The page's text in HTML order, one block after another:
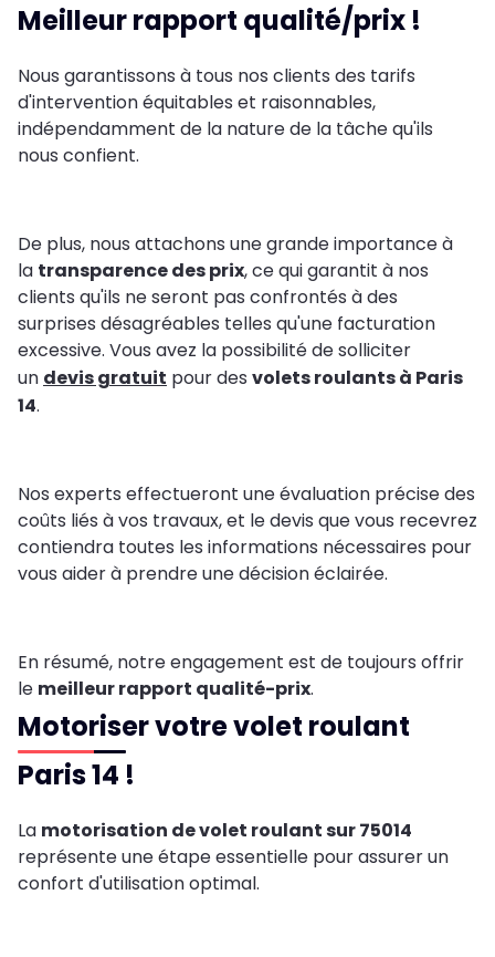
Meilleur rapport qualité/prix !
Nous garantissons à tous nos clients des tarifs
d'intervention équitables et raisonnables,
indépendamment de la nature de la tâche qu'ils
nous confient.
De plus, nous attachons une grande importance à
la transparence des prix, ce qui garantit à nos
clients qu'ils ne seront pas confrontés à des
surprises désagréables telles qu'une facturation
excessive. Vous avez la possibilité de solliciter
un devis gratuit pour des volets roulants à Paris
14.
Nos experts effectueront une évaluation précise des
coûts liés à vos travaux, et le devis que vous recevrez
contiendra toutes les informations nécessaires pour
vous aider à prendre une décision éclairée.
En résumé, notre engagement est de toujours offrir
le meilleur rapport qualité-prix.
Motoriser votre volet roulant
Paris 14 !
La motorisation de volet roulant sur 75014
représente une étape essentielle pour assurer un
confort d'utilisation optimal.